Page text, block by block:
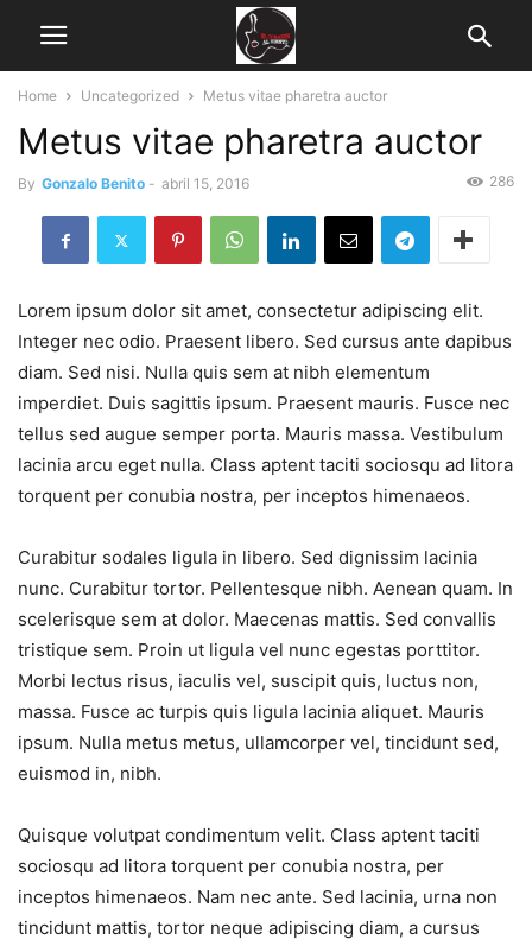
Home Uncategorized Metus vitae pharetra auctor
Metus vitae pharetra auctor
By Gonzalo Benito - abril 15, 2016 286
Lorem ipsum dolor sit amet, consectetur adipiscing elit.
Integer nec odio. Praesent libero. Sed cursus ante dapibus
diam. Sed nisi. Nulla quis sem at nibh elementum
imperdiet. Duis sagittis ipsum. Praesent mauris. Fusce nec
tellus sed augue semper porta. Mauris massa. Vestibulum
lacinia arcu eget nulla. Class aptent taciti sociosqu ad litora
torquent per conubia nostra, per inceptos himenaeos.
Curabitur sodales ligula in libero. Sed dignissim lacinia
nunc. Curabitur tortor. Pellentesque nibh. Aenean quam. In
scelerisque sem at dolor. Maecenas mattis. Sed convallis
tristique sem. Proin ut ligula vel nunc egestas porttitor.
Morbi lectus risus, iaculis vel, suscipit quis, luctus non,
massa. Fusce ac turpis quis ligula lacinia aliquet. Mauris
ipsum. Nulla metus metus, ullamcorper vel, tincidunt sed,
euismod in, nibh.
Quisque volutpat condimentum velit. Class aptent taciti
sociosqu ad litora torquent per conubia nostra, per
inceptos himenaeos. Nam nec ante. Sed lacinia, urna non
tincidunt mattis, tortor neque adipiscing diam, a cursus